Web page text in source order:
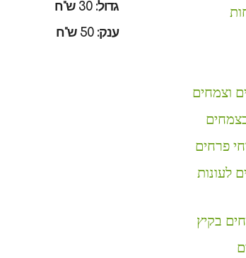
גדול: 30 ש"ח
ענק: 50 ש"ח
וצמחים
פרחים
לעונות
בקיץ